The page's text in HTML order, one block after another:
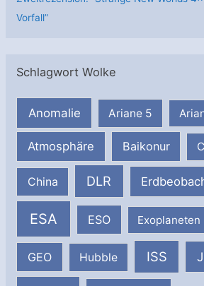
Vorfall”
Schlagwort Wolke
Anomalie Ariane 5
Atmosphäre Baikonur
China DLR
ESA ESO Exoplaneten
GEO Hubble ISS